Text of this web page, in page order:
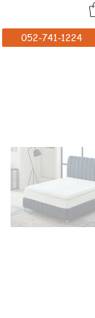
052-741-1224